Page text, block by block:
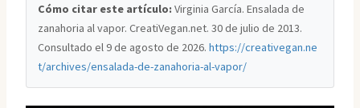
Cómo citar este artículo: Virginia García. Ensalada de
zanahoria al vapor. CreatiVegan.net. 30 de julio de 2013.
Consultado el9 de agosto de 2026.https://creativegan.ne
t/archives/ensalada-de-zanahoria-al-vapor/